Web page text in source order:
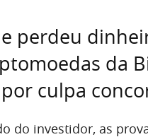
perdeu
da
culpa
do investidor, as